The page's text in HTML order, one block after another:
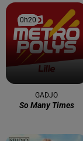
0h20
0h20
GADJO
So Many Times